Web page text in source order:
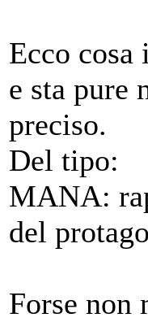
Ecco
e sta pure
preciso.
Del tipo:
MANA:
del
Forse non